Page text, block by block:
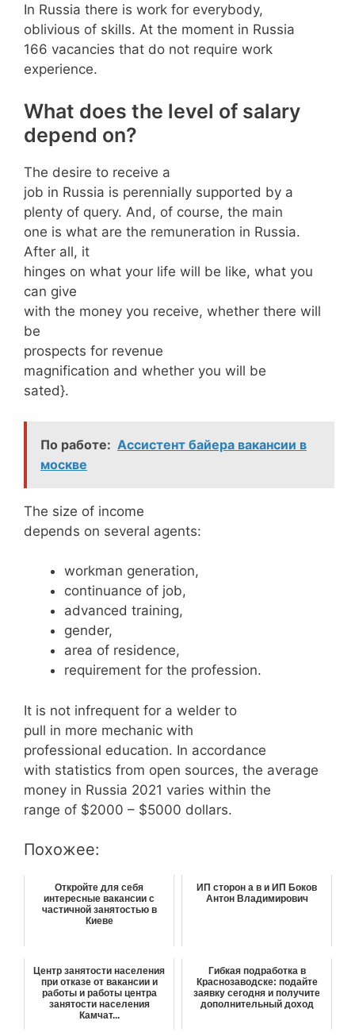
In Russia there is work for everybody,
oblivious of skills. At the moment in Russia
166 vacancies that do not require work
experience.
What does the level of salary
depend on?
The desire to receive a
job in Russia is perennially supported by a
plenty of query. And, of course, the main
one is what are the remuneration in Russia.
After all, it
hinges on what your life will be like, what you
can give
with the money you receive, whether there will
be
prospects for revenue
magnification and whether you will be
sated}.
По работе: Ассистент байера вакансии в
москве
The size of income
depends on several agents:
workman generation,
continuance of job,
advanced training,
gender,
area of residence,
requirement for the profession.
It is not infrequent for a welder to
pull in more mechanic with
professional education. In accordance
with statistics from open sources, the average
money in Russia 2021 varies within the
range of $2000 – $5000 dollars.
Похожее:
Откройте для себя
интересные вакансии с
частичной занятостью в
Киеве
ИП сторон а в и ИП Боков
Антон Владимирович
Центр занятости населения
при отказе от вакансии и
работы и работы центра
занятости населения
Камчат...
Гибкая подработка в
Краснозаводске: подайте
заявку сегодня и получите
дополнительный доход